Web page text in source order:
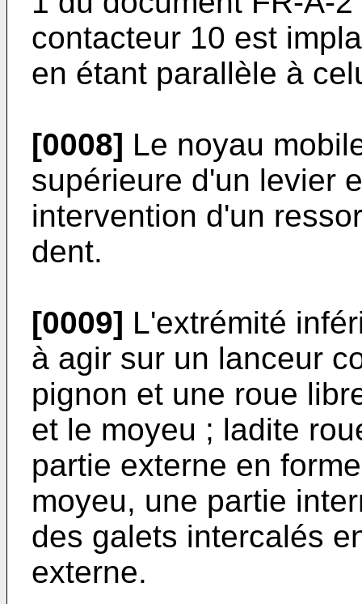
contacteur 10 est
en étant parallèle à
[0008] Le noyau
supérieure d'un levier
intervention d'un
dent.
[0009] L'extrémité
à agir sur un lanceur
pignon et une roue
et le moyeu ; ladite
partie externe en
moyeu, une partie
des galets intercalés
externe.